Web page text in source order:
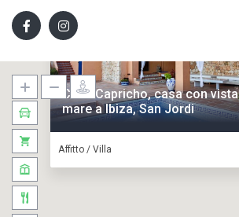
Casa Capricho, casa con vista
mare a Ibiza, San Jordi
Affitto / Villa